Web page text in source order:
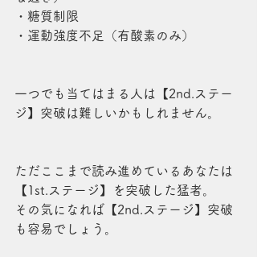
・糖質制限
・運動強度不足（有酸素のみ）
一つでも当てはまる人は【2nd.ステー
ジ】突破は難しいかもしれません。
ただここまで読み進めているあなたは
【1st.ステージ】を突破した猛者。
その気になれば【2nd.ステージ】突破
も容易でしょう。